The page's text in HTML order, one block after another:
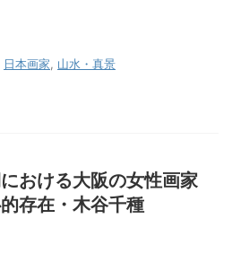
日本画家 山水・真景
おける大阪の女性画家
存在・木谷千種